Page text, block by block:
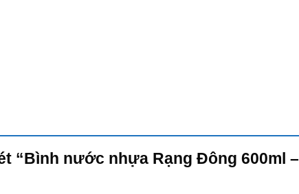
“Bình nước nhựa Rạng Đông 600ml –